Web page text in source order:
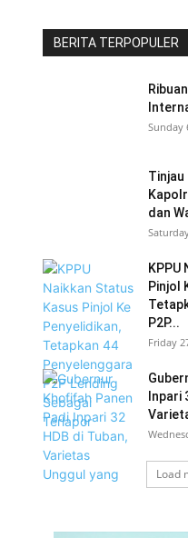
BERITA TERPOPULER
Sunday
Tinjau
dan
KPPU
Pinjol
P2P...
Friday
Inpari
Load